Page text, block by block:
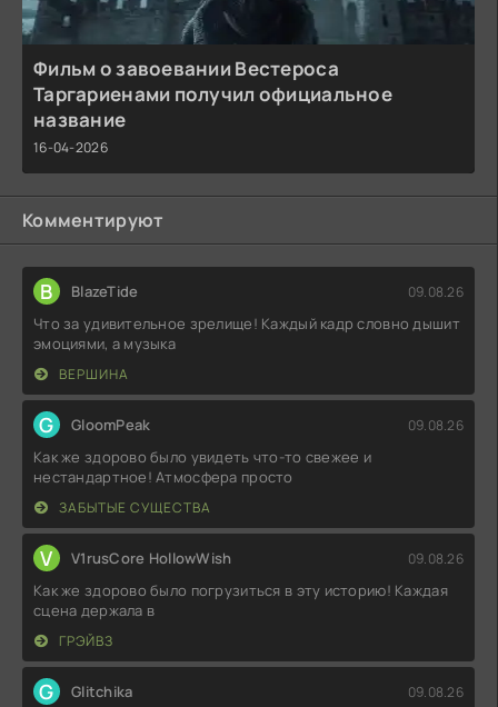
Фильм о завоевании Вестероса
Таргариенами получил официальное
название
16-04-2026
Комментируют
B BlazeTide 09.08.26
Что за удивительное зрелище! Каждый кадр словно дышит
эмоциями, а музыка
ВЕРШИНА
G GloomPeak 09.08.26
Как же здорово было увидеть что-то свежее и
нестандартное! Атмосфера просто
ЗАБЫТЫЕ СУЩЕСТВА
V V1rusCore HollowWish 09.08.26
Как же здорово было погрузиться в эту историю! Каждая
сцена держала в
ГРЭЙВЗ
G Glitchika 09.08.26